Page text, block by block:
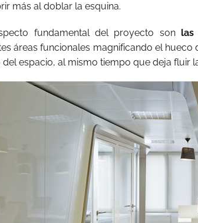
más al doblar la esquina.
fundamental del proyecto son las
áreas funcionales magnificando el
del espacio, al mismo tiempo que deja fluir